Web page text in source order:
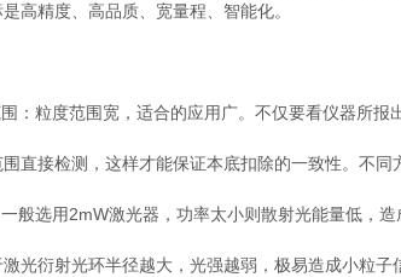
高精度、高品质、宽量程、智能化。
粒度范围宽，适合的应用广。不仅要看仪器所报
接检测，这样才能保证本底扣除的一致性。不同
选用2mW激光器，功率太小则散射光能量低，造
衍射光环半径越大，光强越弱，极易造成小粒子